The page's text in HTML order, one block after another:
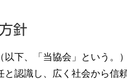
針
以下、「当協会」という。
と認識し、広く社会から信